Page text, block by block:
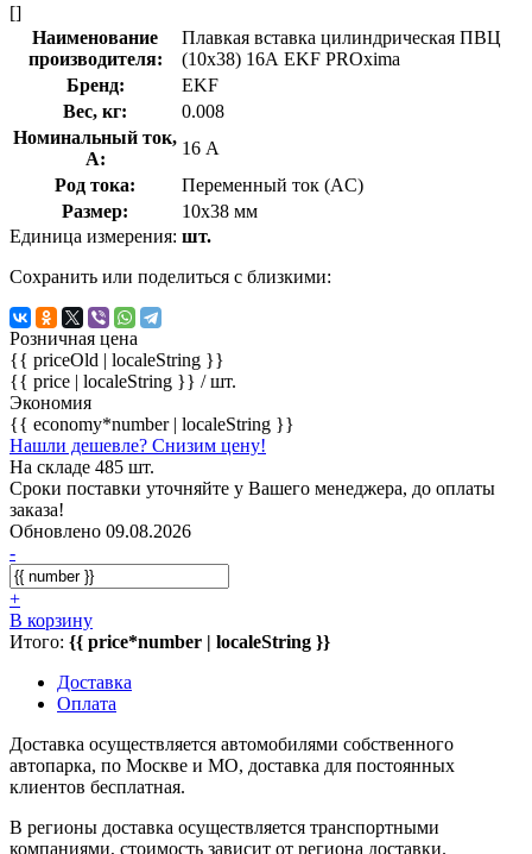
[]
Наименование
производителя:
Плавкая вставка цилиндрическая ПВЦ
(10х38) 16А EKF PROxima
Бренд:
EKF
Вес, кг:
0.008
Номинальный ток,
А:
16 А
Род тока:
Переменный ток (AC)
Размер:
10х38 мм
Единица измерения: шт.
Сохранить или поделиться с близкими:
Розничная цена
{{ priceOld | localeString }}
{{ price | localeString }} / шт.
Экономия
{{ economy*number | localeString }}
Нашли дешевле? Снизим цену!
На складе 485 шт.
Сроки поставки уточняйте у Вашего менеджера, до оплаты
заказа!
Обновлено 09.08.2026
-
+
В корзину
Итого: {{ price*number | localeString }}
Доставка
Оплата
Доставка осуществляется автомобилями собственного
автопарка, по Москве и МО, доставка для постоянных
клиентов бесплатная.
В регионы доставка осуществляется транспортными
компаниями, стоимость зависит от региона доставки.